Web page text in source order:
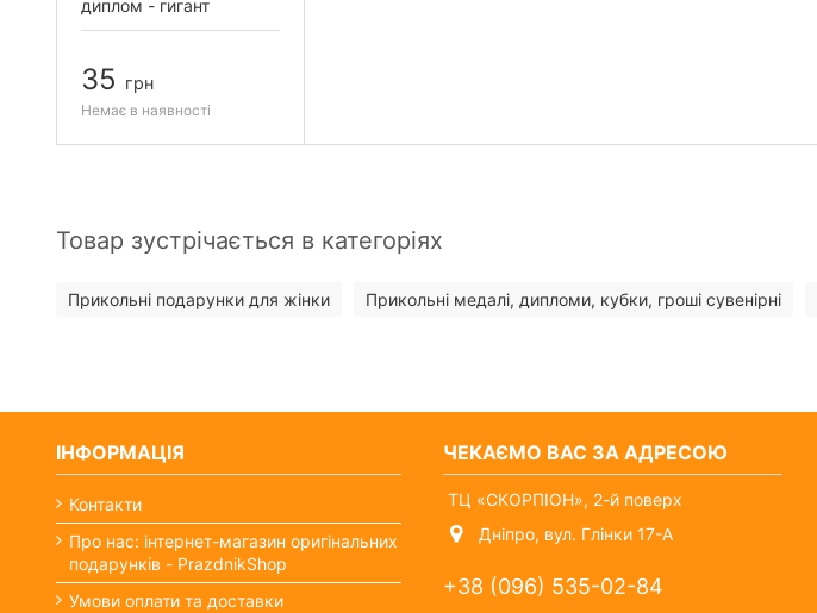
диплом - гигант
35 грн
Немає в наявності
Товар зустрічається в категоріях
Прикольні подарунки для жінки Прикольні медалі, дипломи, кубки, гроші сувенірні
ІНФОРМАЦІЯ
Контакти
Про нас: інтернет-магазин оригінальних
подарунків - PrazdnikShop
Умови оплати та доставки
ЧЕКАЄМО ВАС ЗА АДРЕСОЮ
ТЦ «СКОРПІОН», 2-й поверх
Дніпро, вул. Глінки 17-А
+38 (096) 535-02-84